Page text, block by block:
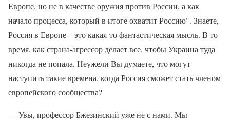
Европе, но не в качестве оружия против России, а как
начало процесса, который в итоге охватит Россию". Знаете,
Россия в Европе – это какая-то фантастическая мысль. В то
время, как страна-агрессор делает все, чтобы Украина туда
никогда не попала. Неужели Вы думаете, что могут
наступить такие времена, когда Россия сможет стать членом
европейского сообщества?
— Увы, профессор Бжезинский уже не с нами. Мы